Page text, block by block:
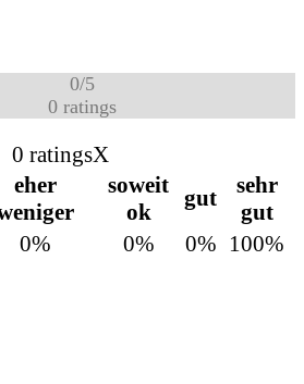
0/5
0ratings
0 ratingsX
eher
soweit
ok
gut
sehr
gut
0% 0% 0% 100%